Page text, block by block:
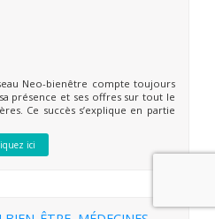
Neo-bienêtre compte toujours
présence et ses offres sur tout le
Ce succès s’explique en partie
ici